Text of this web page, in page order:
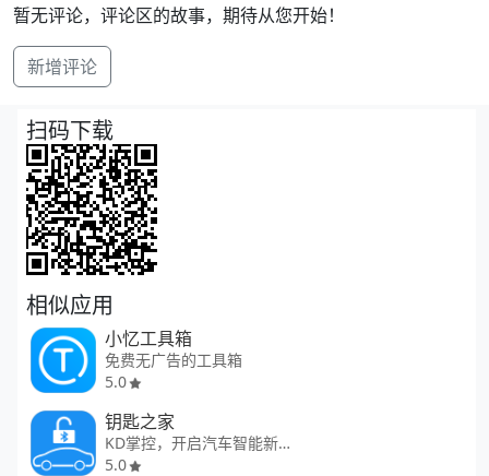
暂无评论，评论区的故事，期待从您开始！
新增评论
扫码下载
相似应用
小忆工具箱
免费无广告的工具箱
5.0
钥匙之家
KD掌控，开启汽车智能新时代。
5.0